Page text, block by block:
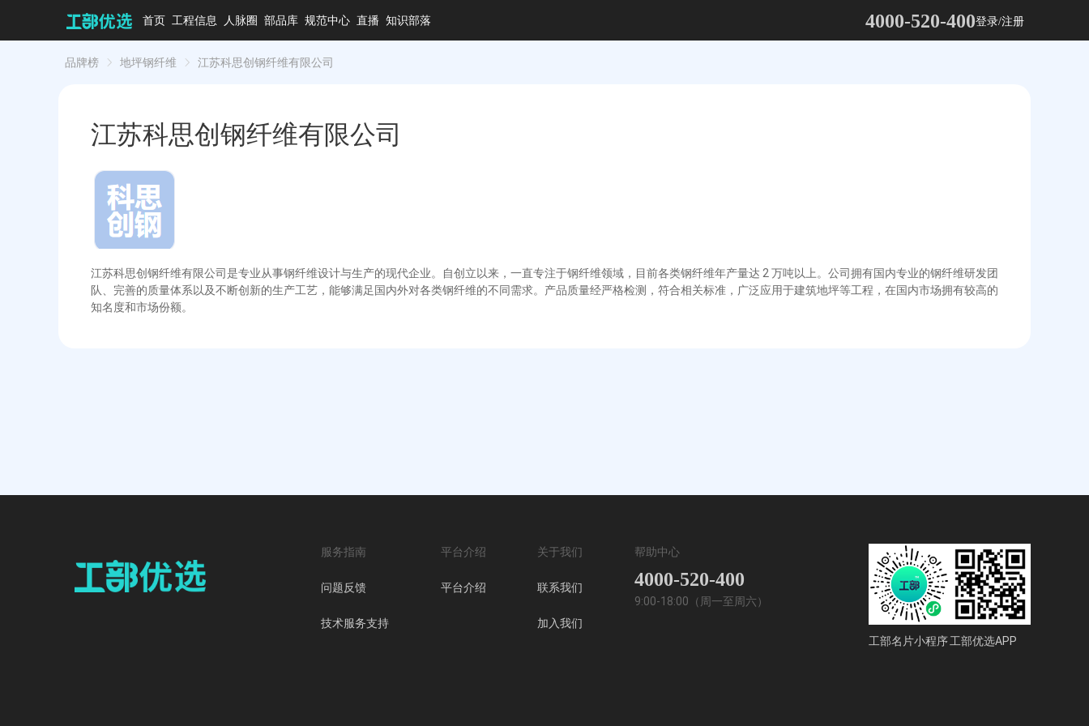
首页 工程信息 人脉圈 部品库 规范中心 直播 知识部落 4000-520-400登录/注册
品牌榜 地坪钢纤维 江苏科思创钢纤维有限公司
江苏科思创钢纤维有限公司
江苏科思创钢纤维有限公司是专业从事钢纤维设计与生产的现代企业。自创立以来，一直专注于钢纤维领域，目前各类钢纤维年产量达 2 万吨以上。公司拥有国内专业的钢纤维研发团
队、完善的质量体系以及不断创新的生产工艺，能够满足国内外对各类钢纤维的不同需求。产品质量经严格检测，符合相关标准，广泛应用于建筑地坪等工程，在国内市场拥有较高的
知名度和市场份额。
服务指南
问题反馈
技术服务支持
平台介绍
平台介绍
关于我们
联系我们
加入我们
帮助中心
4000-520-400
9:00-18:00（周一至周六）
工部名片小程序工部优选APP